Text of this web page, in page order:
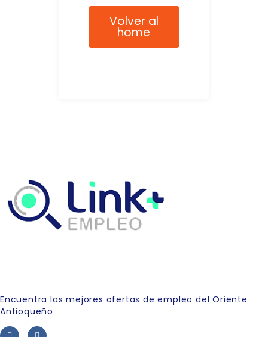
Volver al
home
Encuentra las mejores ofertas de empleo del Oriente
Antioqueño